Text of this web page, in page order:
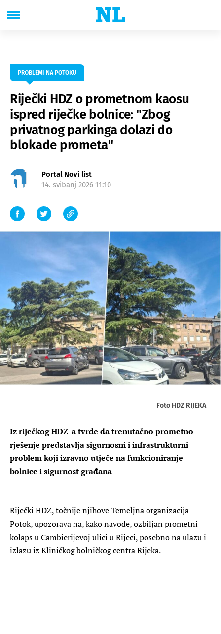
PROBLEMI NA POTOKU
Riječki HDZ o prometnom kaosu
ispred riječke bolnice: "Zbog
privatnog parkinga dolazi do
blokade prometa"
Portal Novi list
14. svibanj 2026 11:10
Foto HDZ RIJEKA
Iz riječkog HDZ-a tvrde da trenutačno prometno
rješenje predstavlja sigurnosni i infrastrukturni
problem koji izravno utječe na funkcioniranje
bolnice i sigurnost građana
Riječki HDZ, točnije njihove Temeljna organizacija
Potok, upozorava na, kako navode, ozbiljan prometni
kolaps u Cambierijevoj ulici u Rijeci, posebno na ulazu i
izlazu iz Kliničkog bolničkog centra Rijeka.